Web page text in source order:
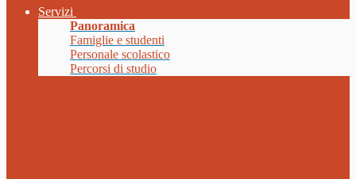
Servizi
Panoramica
Famiglie e studenti
Personale scolastico
Percorsi di studio